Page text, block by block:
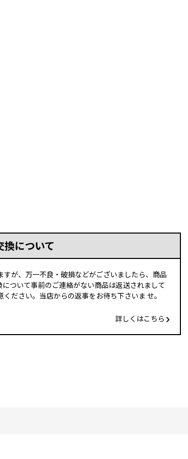
換について
が、万一不良・破損などがございましたら、商品
ついて事前のご連絡がない商品は返送されまして
ださい。当店からの返事をお待ち下さいま せ。
詳しくはこちら